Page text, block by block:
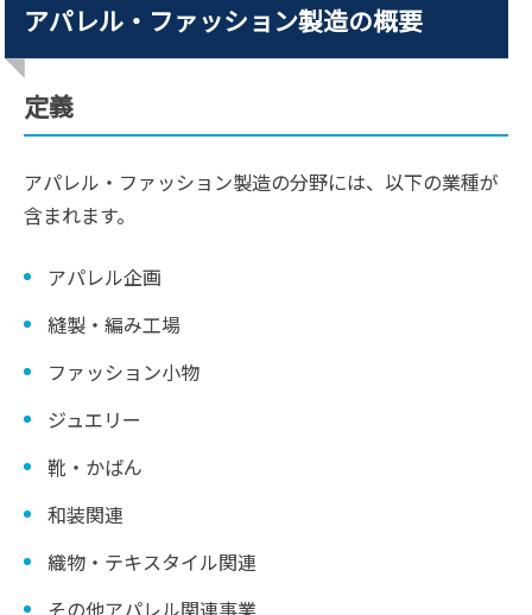
アパレル・ファッション製造の概要
定義
アパレル・ファッション製造の分野には、以下の業種が
含まれます。
アパレル企画
縫製・編み工場
ファッション小物
ジュエリー
靴・かばん
和装関連
織物・テキスタイル関連
その他アパレル関連事業